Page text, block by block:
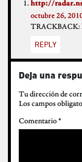
http://
octubre 26,
TRACKBACK:
REPLY
Deja una
Tu dirección de
Los campos
Comentario*